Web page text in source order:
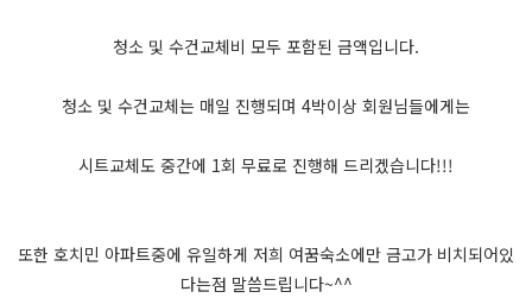
청소 및 수건교체비 모두 포함된 금액입니다.
청소 및 수건교체는 매일 진행되며 4박이상 회원님들에게는
시트교체도 중간에 1회 무료로 진행해 드리겠습니다!!!
또한 호치민 아파트중에 유일하게 저희 여꿈숙소에만 금고가 비치되어있
다는점 말씀드립니다~^^